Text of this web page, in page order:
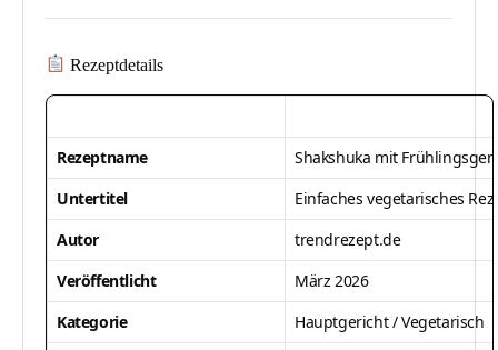
Rezeptdetails
Rezeptname
Shakshuka mit
Untertitel
Einfaches vegetarisches
Autor
trendrezept.de
Veröffentlicht
März 2026
Kategorie
Hauptgericht / Vegetarisch